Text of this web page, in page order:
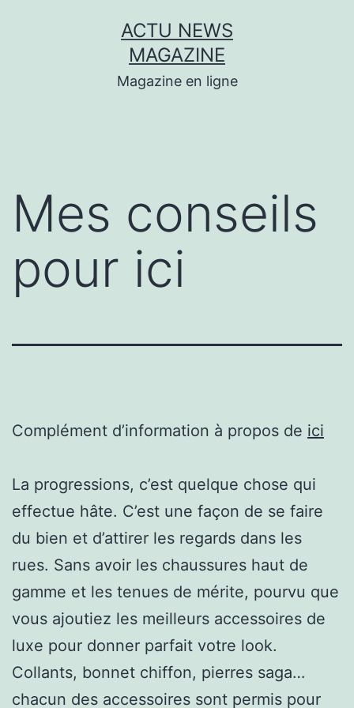
ACTU NEWS
MAGAZINE
Magazine en ligne
Mes conseils
pour ici
Complément d’information à propos de ici
La progressions, c’est quelque chose qui
effectue hâte. C’est une façon de se faire
du bien et d’attirer les regards dans les
rues. Sans avoir les chaussures haut de
gamme et les tenues de mérite, pourvu que
vous ajoutiez les meilleurs accessoires de
luxe pour donner parfait votre look.
Collants, bonnet chiffon, pierres saga…
chacun des accessoires sont permis pour